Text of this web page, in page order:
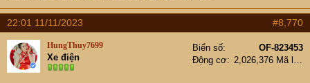
22:01 11/11/2023 #8,770
HungThuy7699
Xe điện
Biển số
OF-823453
Động cơ
2,026,376 Mã lực